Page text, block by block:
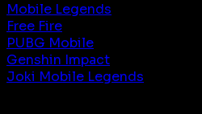
Mobile Legends
Free Fire
PUBG Mobile
Genshin Impact
Joki Mobile Legends